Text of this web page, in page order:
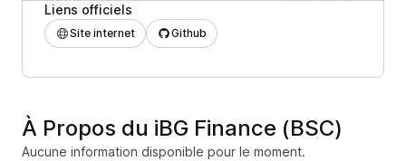
Liens officiels
Site internet Github
À Propos du iBG Finance (BSC)
Aucune information disponible pour le moment.